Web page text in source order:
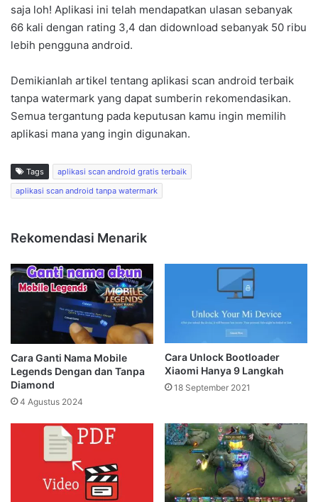
saja loh! Aplikasi ini telah mendapatkan ulasan sebanyak
66 kali dengan rating 3,4 dan didownload sebanyak 50 ribu
lebih pengguna android.
Demikianlah artikel tentang aplikasi scan android terbaik
tanpa watermark yang dapat sumberin rekomendasikan.
Semua tergantung pada keputusan kamu ingin memilih
aplikasi mana yang ingin digunakan.
Tags
aplikasi scan android gratis terbaik
aplikasi scan android tanpa watermark
Rekomendasi Menarik
Cara Ganti Nama Mobile
Legends Dengan dan Tanpa
Diamond
4 Agustus 2024
Cara Unlock Bootloader
Xiaomi Hanya 9 Langkah
18 September 2021